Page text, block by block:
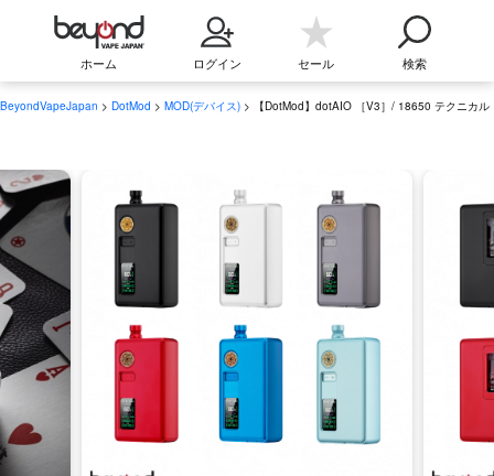
ホーム ログイン セール 検索
BeyondVapeJapan > DotMod > MOD(デバイス) > 【DotMod】dotAIO ［V3］/ 18650 テクニカル